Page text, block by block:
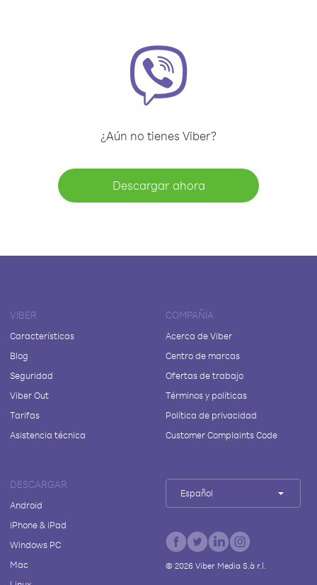
¿Aún no tienes Viber?
Descargar ahora
VIBER
Características
Blog
Seguridad
Viber Out
Tarifas
Asistencia técnica
COMPAÑÍA
Acerca de Viber
Centro de marcas
Ofertas de trabajo
Términos y políticas
Política de privacidad
Customer Complaints Code
DESCARGAR
Android
iPhone & iPad
Windows PC
Mac
Español
© 2026Viber Media S.à r.l.